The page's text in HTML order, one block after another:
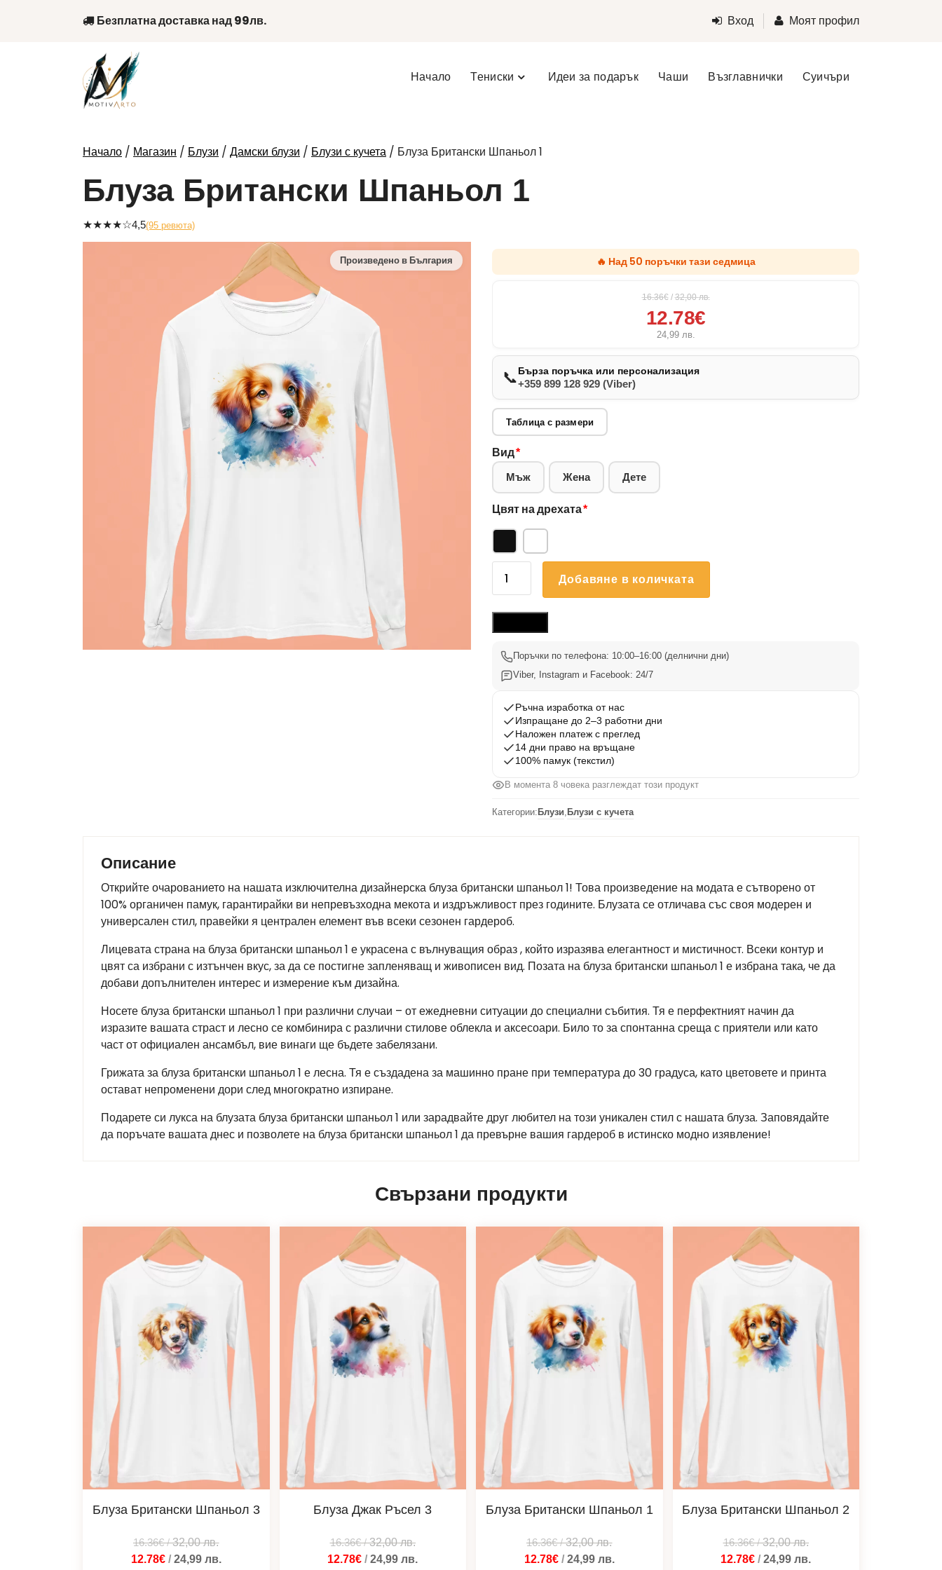
Безплатна доставка над 99лв. Вход Моят профил
Начало Тениски Идеи за подарък Чаши Възглавнички Суичъри
Начало / Магазин / Блузи / Дамски блузи / Блузи с кучета / Блуза Британски Шпаньол 1
Блуза Британски Шпаньол 1
★★★★☆4,5(95 ревюта)
🔥 Над 50 поръчки тази седмица
16.36€ / 32,00лв.
12.78€
24,99 лв.
📞Бърза поръчка или персонализация
+359 899 128 929 (Viber)
Таблица с размери
Вид*
Мъж Жена Дете
Цвят на дрехата*
количество
Шпаньол
Добавяне в количката
Поръчки по телефона: 10:00–16:00 (делнични дни)
Viber, Instagram и Facebook: 24/7
Ръчна изработка от нас
Изпращане до 2–3 работни дни
Наложен платеж с преглед
14 дни право на връщане
100% памук (текстил)
В момента 8 човека разглеждат този продукт
Категории: Блузи, Блузи с кучета
Описание
Открийте очарованието на нашата изключителна дизайнерска блуза британски шпаньол 1! Това произведение на модата е сътворено от
100% органичен памук, гарантирайки ви непревъзходна мекота и издръжливост през годините. Блузата се отличава със своя модерен и
универсален стил, правейки я централен елемент във всеки сезонен гардероб.
Лицевата страна на блуза британски шпаньол 1 е украсена с вълнуващия образ , който изразява елегантност и мистичност. Всеки контур и
цвят са избрани с изтънчен вкус, за да се постигне запленяващ и живописен вид. Позата на блуза британски шпаньол 1 е избрана така, че да
добави допълнителен интерес и измерение към дизайна.
Носете блуза британски шпаньол 1 при различни случаи – от ежедневни ситуации до специални събития. Тя е перфектният начин да
изразите вашата страст и лесно се комбинира с различни стилове облекла и аксесоари. Било то за спонтанна среща с приятели или като
част от официален ансамбъл, вие винаги ще бъдете забелязани.
Грижата за блуза британски шпаньол 1 е лесна. Тя е създадена за машинно пране при температура до 30 градуса, като цветовете и принта
остават непроменени дори след многократно изпиране.
Подарете си лукса на блузата блуза британски шпаньол 1 или зарадвайте друг любител на този уникален стил с нашата блуза. Заповядайте
да поръчате вашата днес и позволете на блуза британски шпаньол 1 да превърне вашия гардероб в истинско модно изявление!
Свързани продукти
Блуза Британски Шпаньол 3
16.36€/32,00лв.
12.78€/ 24,99 лв.
Блуза Джак Ръсел 3
16.36€/32,00лв.
12.78€ /24,99лв.
Блуза Британски Шпаньол 1
16.36€/32,00лв.
12.78€/ 24,99 лв.
Блуза Британски Шпаньол 2
16.36€/32,00лв.
12.78€ /24,99лв.